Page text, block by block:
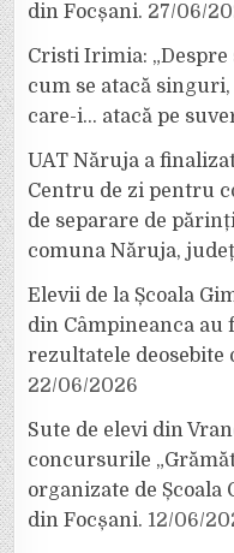
din Focșani. 27/06/
Cristi Irimia:
cum se atacă singuri,
care-i… atacă pe
UAT Năruja a
Centru de zi pentru
de separare de
comuna Năruja,
Elevii de la Școala
din Câmpineanca
rezultatele deosebite
22/06/2026
Sute de elevi din
concursurile
organizate de Școala
din Focșani. 12/06/